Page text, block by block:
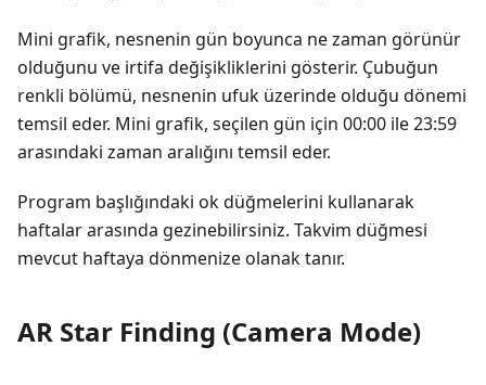
Mini grafik, nesnenin gün boyunca ne zaman görünür
olduğunu ve irtifa değişikliklerini gösterir. Çubuğun
renkli bölümü, nesnenin ufuk üzerinde olduğu dönemi
temsil eder. Mini grafik, seçilen gün için 00:00 ile 23:59
arasındaki zaman aralığını temsil eder.
Program başlığındaki ok düğmelerini kullanarak
haftalar arasında gezinebilirsiniz. Takvim düğmesi
mevcut haftaya dönmenize olanak tanır.
AR Star Finding (Camera Mode)